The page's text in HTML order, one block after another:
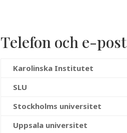
Telefon och e-post
Karolinska Institutet
SLU
Stockholms universitet
Uppsala universitet